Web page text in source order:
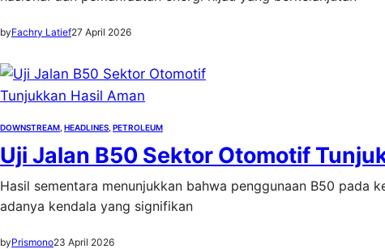
byFachry Latief27 April 2026
DOWNSTREAM HEADLINES PETROLEUM
Uji Jalan B50 Sektor Otomotif
Hasil sementara menunjukkan bahwa penggunaan B50 pada
adanya kendala yang signifikan
byPrismono23 April 2026